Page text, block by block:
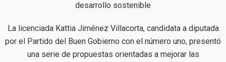
desarrollo sostenible
La licenciada Kattia Jiménez Villacorta, candidata a diputada
por el Partido del Buen Gobierno con el número uno, presentó
una serie de propuestas orientadas a mejorar las